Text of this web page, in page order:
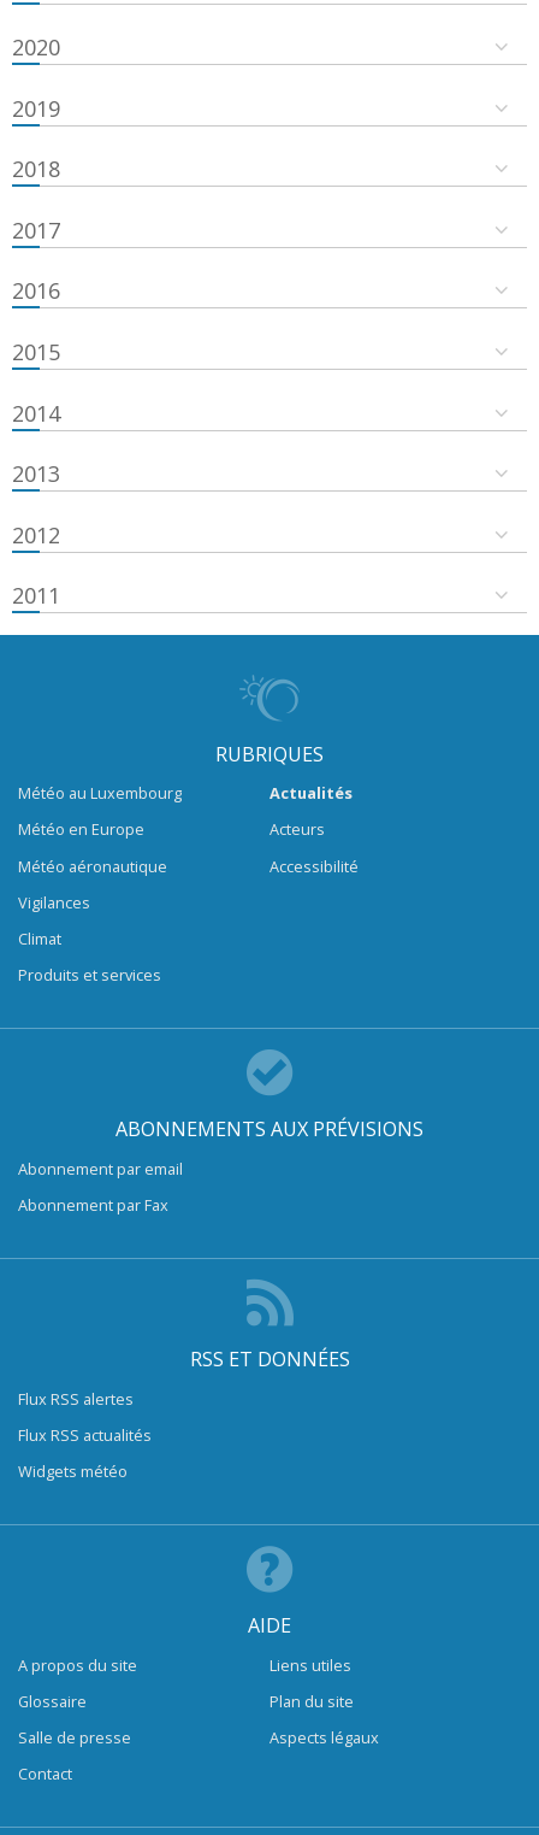
2020
2019
2018
2017
2016
2015
2014
2013
2012
2011
RUBRIQUES
Météo au Luxembourg
Météo en Europe
Météo aéronautique
Vigilances
Climat
Produits et services
Actualités
Acteurs
Accessibilité
ABONNEMENTS AUX PRÉVISIONS
Abonnement par email
Abonnement par Fax
RSS ET DONNÉES
Flux RSS alertes
Flux RSS actualités
Widgets météo
AIDE
A propos du site
Glossaire
Salle de presse
Contact
Liens utiles
Plan du site
Aspects légaux